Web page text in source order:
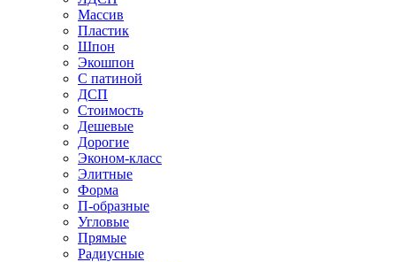
Массив
Пластик
Шпон
Экошпон
С патиной
ДСП
Стоимость
Дешевые
Дорогие
Эконом-класс
Элитные
Форма
П-образные
Угловые
Прямые
Радиусные